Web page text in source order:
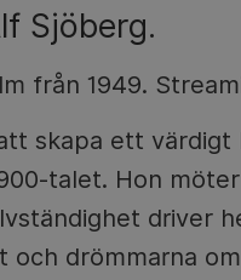
Sjöberg.
från 1949.
skapa ett
talet. Hon
driver
och drömmarna